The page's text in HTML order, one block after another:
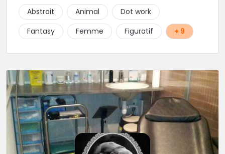
client. Les séances de tatouage se font en musique
et dans une ambiance décontractée.
Abstrait Animal
Dot work
Fantasy
Femme Figuratif + 9